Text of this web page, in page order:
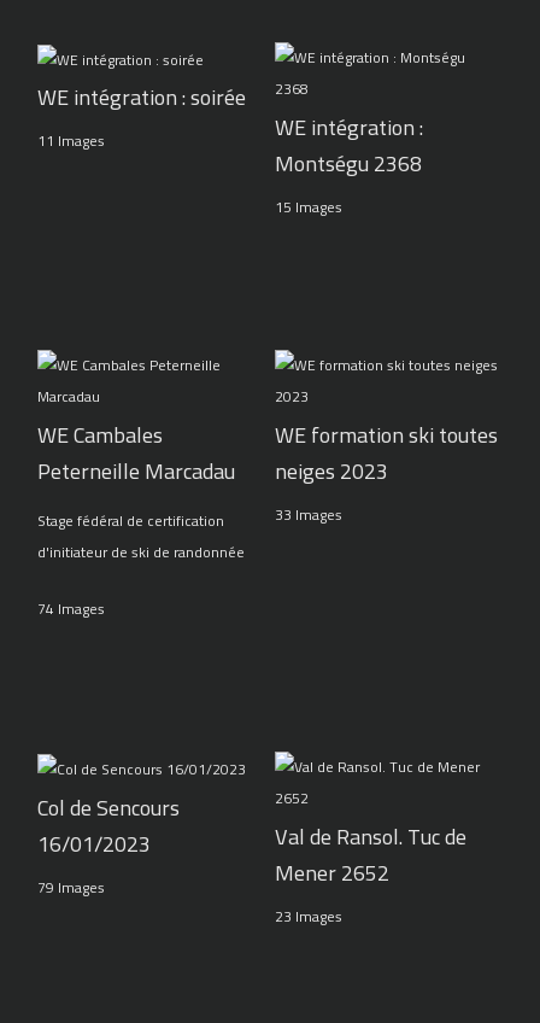
WE intégration : soirée
11 Images
WE intégration :
Montségu 2368
15 Images
WE Cambales
Peterneille Marcadau
Stage fédéral de certification
d'initiateur de ski de randonnée
74 Images
WE formation ski toutes
neiges 2023
33 Images
Col de Sencours
16/01/2023
79 Images
Val de Ransol. Tuc de
Mener 2652
23 Images